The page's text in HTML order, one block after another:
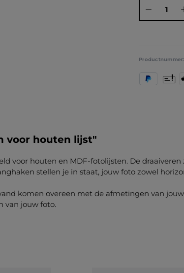
Productnummer:
PayPal
voor houten lijst"
voor houten en MDF-fotolijsten. De
stellen je in staat, jouw foto zowel
komen overeen met de afmetingen van
van jouw foto.